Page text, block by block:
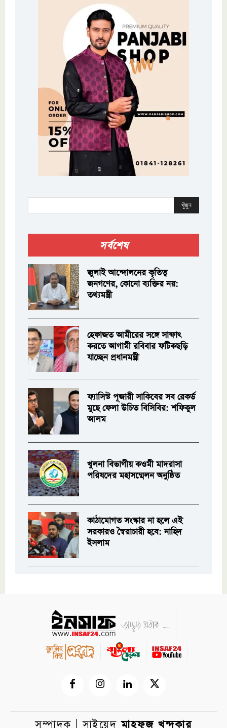
খুঁজুন
সর্বশেষ
জুলাই আন্দোলনের কৃতিত্ব
জনগণের, কোনো ব্যক্তির নয়:
তথ্যমন্ত্রী
হেফাজত আমীরের সঙ্গে সাক্ষাৎ
করতে আগামী রবিবার ফটিকছড়ি
যাচ্ছেন প্রধানমন্ত্রী
ফ্যাসিস্ট পূজারী সাকিবের সব রেকর্ড
মুছে ফেলা উচিত বিসিবির: শফিকুল
আলম
খুলনা বিভাগীয় কওমী মাদরাসা
পরিষদের মহাসম্মেলন অনুষ্ঠিত
কাঠামোগত সংস্কার না হলে এই
সরকারও স্বৈরাচারী হবে: নাহিদ
ইসলাম
সম্পাদক | সাইয়েদমাহফুজ খন্দকার